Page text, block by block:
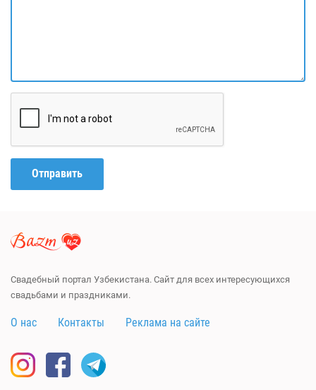
Отправить
Свадебный портал Узбекистана. Сайт для всех интересующихся
свадьбами и праздниками.
О нас Контакты Реклама на сайте